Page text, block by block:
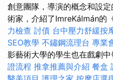
創意團隊，導演的概念和設
術家，介紹了ImreKálmán的
力檢查 討債 台中壓力舒緩按
SEO教學 不鏽鋼流理台 專業
影藝術大學的學生也在戲劇中
證流程 推拿推薦與介紹 餐盒